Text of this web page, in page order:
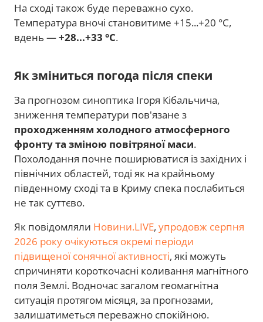
На сході також буде переважно сухо.
Температура вночі становитиме +15...+20 °C,
вдень —+28...+33 °C.
Як зміниться погода після спеки
За прогнозом синоптика Ігоря Кібальчича,
зниження температури пов'язане з
проходженням холодного атмосферного
фронту та зміною повітряної маси.
Похолодання почне поширюватися із західних і
північних областей, тоді як на крайньому
південному сході та в Криму спека послабиться
не так суттєво.
Як повідомляли Новини.LIVE, упродовж серпня
2026 року очікуються окремі періоди
підвищеної сонячної активності, які можуть
спричиняти короткочасні коливання магнітного
поля Землі. Водночас загалом геомагнітна
ситуація протягом місяця, за прогнозами,
залишатиметься переважно спокійною.